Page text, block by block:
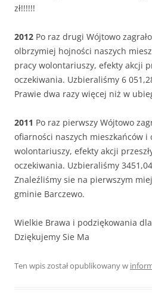
zł!!!!!!
2012 Po raz drugi Wójtowo
olbrzymiej hojności naszych
pracy wolontariuszy, efekty akcji
oczekiwania. Uzbieraliśmy 6
Prawie dwa razy więcej niż w
2011 Po raz pierwszy Wójtowo
ofiarności naszych mieszkańców i
wolontariuszy, efekty akcji
oczekiwania. Uzbieraliśmy
Znaleźliśmy sie na pierwszym
gminie Barczewo.
Wielkie Brawa i podziękowania
Dziękujemy Sie Ma
Ten wpis został opublikowany w